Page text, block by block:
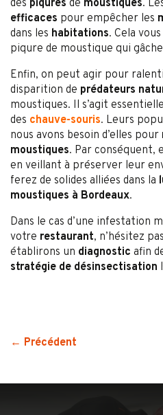
des piqûres de moustiques.
efficaces pour empêcher les
dans les habitations. Cela
piqure de moustique qui
Enfin, on peut agir pour
disparition de prédateurs
moustiques. Il s’agit
des chauve-souris. Leurs
nous avons besoin d’elles pour
moustiques. Par conséquent,
en veillant à préserver leur
ferez de solides alliées dans la
moustiques à Bordeaux.
Dans le cas d’une infestation
votre restaurant, n’hésitez
établirons un diagnostic afin
stratégie de désinsectisation
← Précédent